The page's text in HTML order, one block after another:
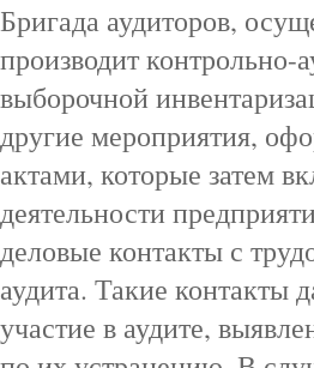
Бригада аудиторов,
производит
выборочной
другие мероприятия,
актами, которые затем
деятельности
деловые контакты с
аудита. Такие контакты
участие в аудите,